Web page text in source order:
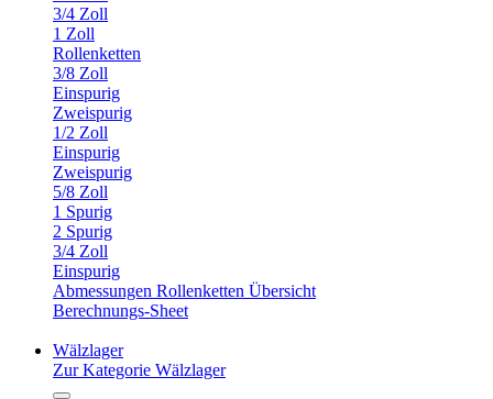
3/4 Zoll
1 Zoll
Rollenketten
3/8 Zoll
Einspurig
Zweispurig
1/2 Zoll
Einspurig
Zweispurig
5/8 Zoll
1 Spurig
2 Spurig
3/4 Zoll
Einspurig
Abmessungen Rollenketten Übersicht
Berechnungs-Sheet
Wälzlager
Zur Kategorie Wälzlager